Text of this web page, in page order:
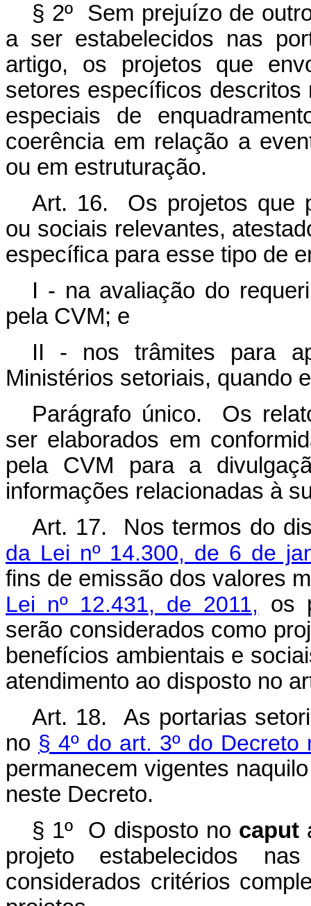
§ 2º Sem prejuízo de
a ser estabelecidos nas
artigo, os projetos que
setores específicos descritos
especiais de
coerência em relação a
ou em estruturação.
Art. 16. Os projetos que
ou sociais relevantes,
específica para esse tipo de
I - na avaliação do
pela CVM; e
II - nos trâmites para
Ministérios setoriais, quando
Parágrafo único. Os
ser elaborados em
pela CVM para a
informações relacionadas à
Art. 17. Nos termos do
da Lei nº 14.300, de 6 de
fins de emissão dos valores
Lei nº 12.431, de 2011, os
serão considerados como
benefícios ambientais e
atendimento ao disposto no
Art. 18. As portarias
no § 4º do art. 3º do
permanecem vigentes
neste Decreto.
§ 1º O disposto no caput
projeto estabelecidos
considerados critérios